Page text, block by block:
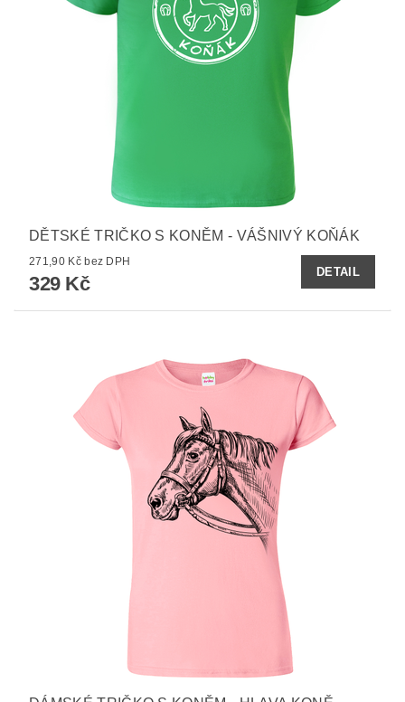
DĚTSKÉ TRIČKO S KONĚM - VÁŠNIVÝ KOŇÁK
271,90 Kč bez DPH
329 Kč
DETAIL